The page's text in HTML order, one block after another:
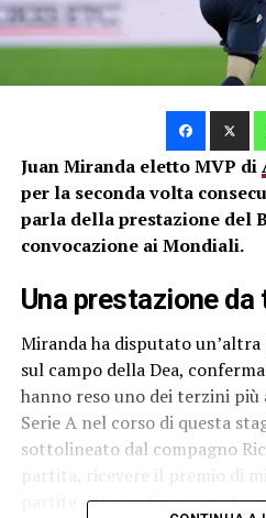
Juan Miranda eletto MVP di
per la seconda volta
parla della prestazione del
convocazione ai Mondiali.
Una prestazione
Miranda ha disputato
sul campo della Dea,
hanno reso uno dei terzini
Serie A nel corso di questa
sottolineato dal compagno
partita, ricevere il premio di
partite consecutive senza